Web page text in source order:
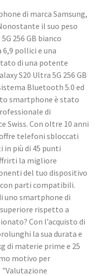
di marca Samsung,
il suo peso
256 GB bianco
pollici e una
di una potente
S20 Ultra 5G 256 GB
Bluetooth 5.0 ed
smartphone è stato
di
Swiss. Con oltre 10 anni
telefoni sbloccati
più di 45 punti
la migliore
del tuo dispositivo
parti compatibili.
uno smartphone di
rispetto a
Con l’acquisto di
la sua durata e
di materie prime e 25
motivo per
"Valutazione